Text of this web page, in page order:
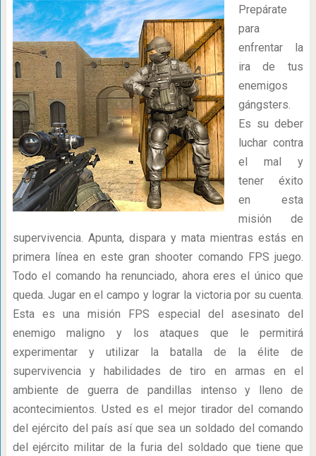
Prepárate
para
enfrentar la
ira de tus
enemigos
gángsters.
Es su deber
luchar contra
el mal y
tener éxito
en esta
misión de
supervivencia. Apunta, dispara y mata mientras estás en
primera línea en este gran shooter comando FPS juego.
Todo el comando ha renunciado, ahora eres el único que
queda. Jugar en el campo y lograr la victoria por su cuenta.
Esta es una misión FPS especial del asesinato del
enemigo maligno y los ataques que le permitirá
experimentar y utilizar la batalla de la élite de
supervivencia y habilidades de tiro en armas en el
ambiente de guerra de pandillas intenso y lleno de
acontecimientos. Usted es el mejor tirador del comando
del ejército del país así que sea un soldado del comando
del ejército militar de la furia del soldado que tiene que